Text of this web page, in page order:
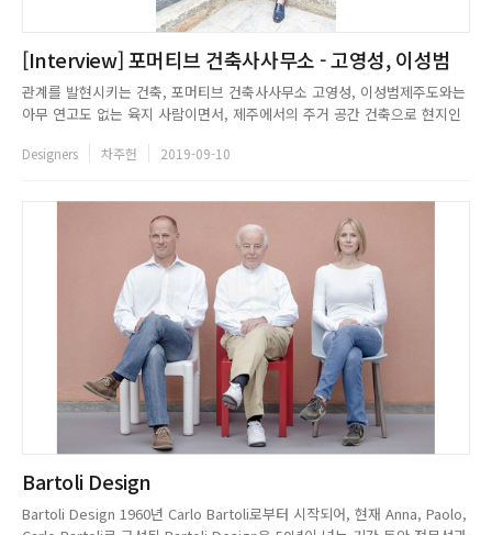
[Interview] 포머티브 건축사사무소 - 고영성, 이성범
관계를 발현시키는 건축, 포머티브 건축사사무소 고영성, 이성범제주도와는
아무 연고도 없는 육지 사람이면서, 제주에서의 주거 공간 건축으로 현지인
동대표 고영성, 이성범 소장이 그들이다. 고영성 소장이 사무소를 개업하고,
Designers 차주헌 2019-09-10
Bartoli Design
Bartoli Design 1960년 Carlo Bartoli로부터 시작되어, 현재 Anna, Paolo,